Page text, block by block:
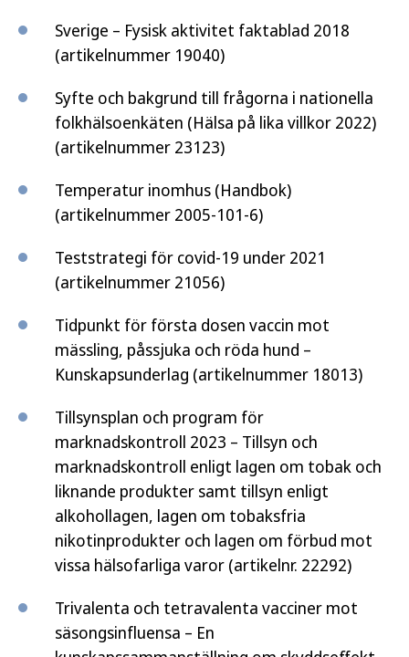
Sverige – Fysisk aktivitet faktablad 2018
(artikelnummer 19040)
Syfte och bakgrund till frågorna i nationella
folkhälsoenkäten (Hälsa på lika villkor 2022)
(artikelnummer 23123)
Temperatur inomhus (Handbok)
(artikelnummer 2005-101-6)
Teststrategi för covid-19 under 2021
(artikelnummer 21056)
Tidpunkt för första dosen vaccin mot
mässling, påssjuka och röda hund –
Kunskapsunderlag (artikelnummer 18013)
Tillsynsplan och program för
marknadskontroll 2023 – Tillsyn och
marknadskontroll enligt lagen om tobak och
liknande produkter samt tillsyn enligt
alkohollagen, lagen om tobaksfria
nikotinprodukter och lagen om förbud mot
vissa hälsofarliga varor (artikelnr. 22292)
Trivalenta och tetravalenta vacciner mot
säsongsinfluensa – En